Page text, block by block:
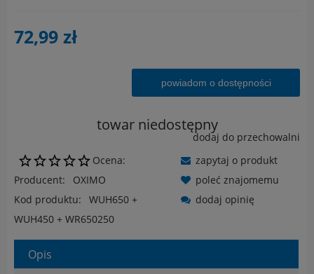
72,99 zł
powiadom o dostępności
towar niedostępny
dodaj do przechowalni
Ocena:
Producent:
OXIMO
Kod produktu:
WUH650 +
WUH450 + WR650250
zapytaj o produkt
poleć znajomemu
dodaj opinię
Opis